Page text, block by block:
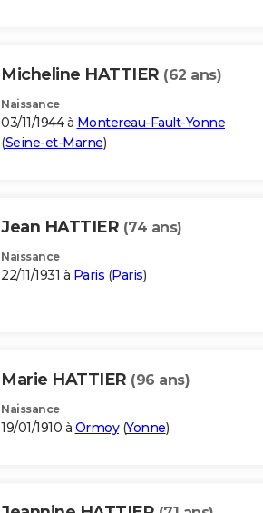
Micheline HATTIER (62 ans)
Naissance
03/11/1944 à Montereau-Fault-Yonne
(Seine-et-Marne)
Jean HATTIER (74 ans)
Naissance
22/11/1931 à Paris (Paris)
Marie HATTIER (96 ans)
Naissance
19/01/1910 à Ormoy(Yonne)